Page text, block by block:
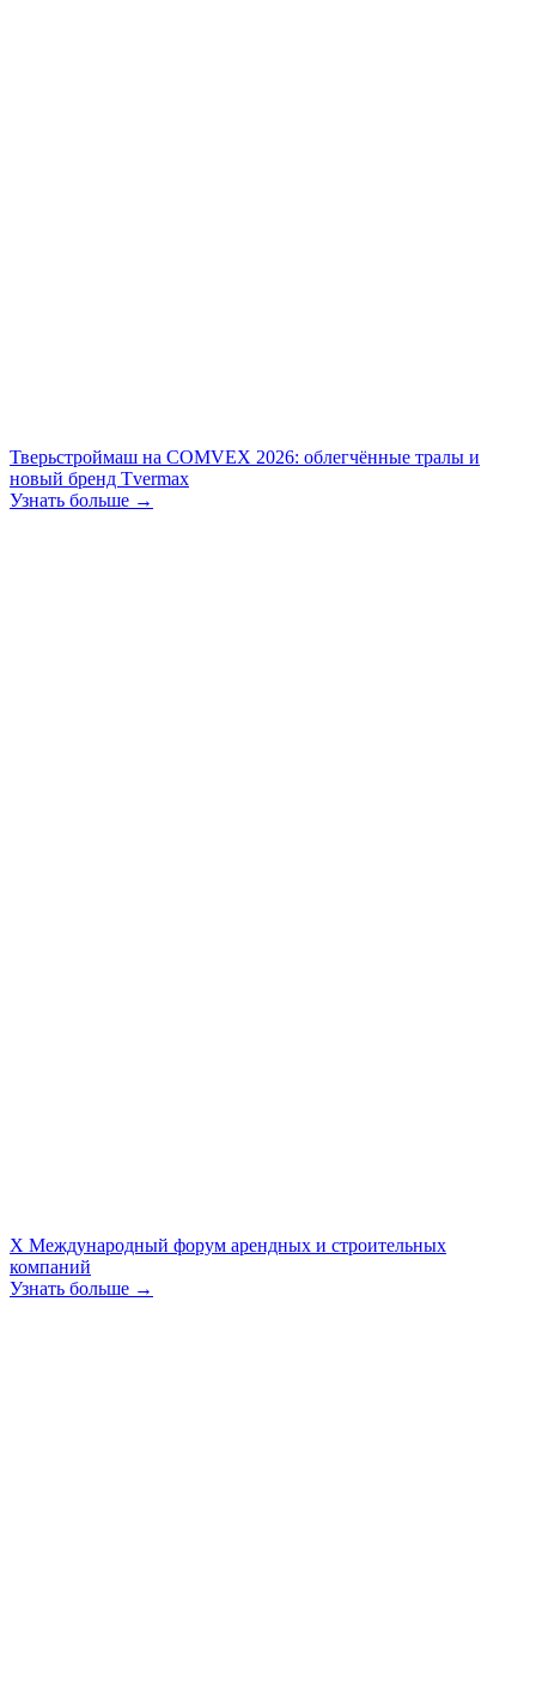
Тверьстроймаш на COMVEX 2026: облегчённые тралы и
новый бренд Tvermax
Узнать больше →
X Международный форум арендных и строительных
компаний
Узнать больше →